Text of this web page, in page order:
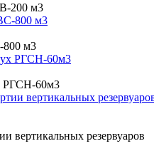
200 м3
800 м3
РГСН-60м3
вертикальных резервуаров